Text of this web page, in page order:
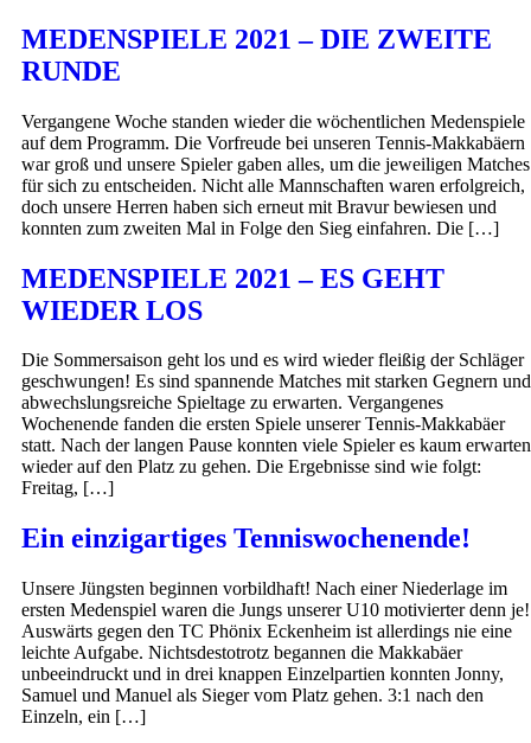
MEDENSPIELE 2021 – DIE ZWEITE
RUNDE
Vergangene Woche standen wieder die wöchentlichen Medenspiele
auf dem Programm. Die Vorfreude bei unseren Tennis-Makkabäern
war groß und unsere Spieler gaben alles, um die jeweiligen Matches
für sich zu entscheiden. Nicht alle Mannschaften waren erfolgreich,
doch unsere Herren haben sich erneut mit Bravur bewiesen und
konnten zum zweiten Mal in Folge den Sieg einfahren. Die […]
MEDENSPIELE 2021 – ES GEHT
WIEDER LOS
Die Sommersaison geht los und es wird wieder fleißig der Schläger
geschwungen! Es sind spannende Matches mit starken Gegnern und
abwechslungsreiche Spieltage zu erwarten. Vergangenes
Wochenende fanden die ersten Spiele unserer Tennis-Makkabäer
statt. Nach der langen Pause konnten viele Spieler es kaum erwarten
wieder auf den Platz zu gehen. Die Ergebnisse sind wie folgt:
Freitag, […]
Ein einzigartiges Tenniswochenende!
Unsere Jüngsten beginnen vorbildhaft! Nach einer Niederlage im
ersten Medenspiel waren die Jungs unserer U10 motivierter denn je!
Auswärts gegen den TC Phönix Eckenheim ist allerdings nie eine
leichte Aufgabe. Nichtsdestotrotz begannen die Makkabäer
unbeeindruckt und in drei knappen Einzelpartien konnten Jonny,
Samuel und Manuel als Sieger vom Platz gehen. 3:1 nach den
Einzeln, ein […]